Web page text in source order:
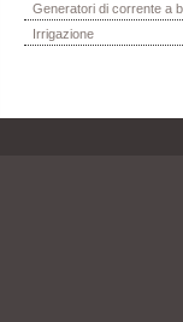
Generatori di corrente a
Irrigazione